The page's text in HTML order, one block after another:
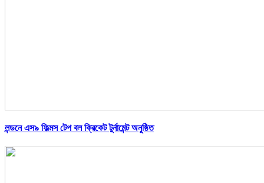
লন্ডনে এস৯ ফিল্মস টেপ বল ক্রিকেট টুর্নামেন্ট অনুষ্ঠিত